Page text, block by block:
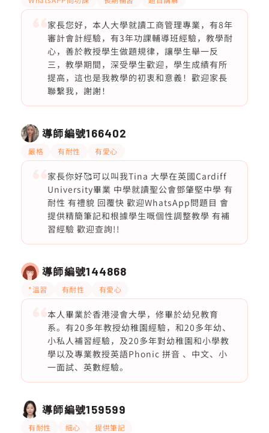
家長您好，本人大學就讀工商管理專業，有8年
審計會計經驗，有3年功課輔導班經驗，教學耐
心，善於教授學生做題規律，讓學生舉一反
三，教學期間，深受學生歡迎，學生成績有所
提高，這也是我教學的初衷和意義！歡迎家長
聯繫我，謝謝！
導師編號166402
嚴格 有耐性 有愛心
家長你好🥰可以叫我Tina 大學在英國Cardiff
University畢業 中學就讀聖公會鄧肇堅中學 有
耐性 有禮貌 回覆快 歡迎WhatsApp問題目 會
提供精簡筆記和根據學生嘅個性調整教學 有補
習經驗 歡迎查詢!!
導師編號144868
*溫習 有耐性 有愛心
本人畢業於香港浸會大學，修畢於幼兒教育
系。有20多年教授幼稚園經驗，和20多年幼、
小私人補習經驗，及20多年對幼稚園和小學教
學以及專業教授英語Phonic 拼音 、中文、小
一面試、英數經驗。
導師編號159599
有耐性 細心 提供筆記